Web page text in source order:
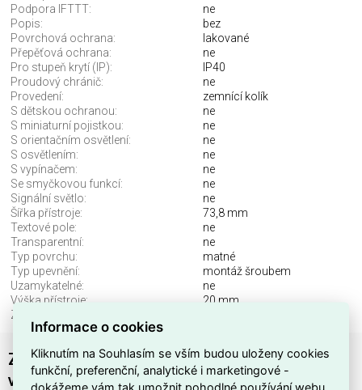
Podpora IFTTT:
ne
Popis:
bez
Povrchová ochrana:
lakované
Přepěťová ochrana:
ne
Pro stupeň krytí (IP):
IP40
Proudový chránič:
ne
Provedení:
zemnící kolík
S dětskou ochranou:
ne
S miniaturní pojistkou:
ne
S orientačním osvětlení:
ne
S osvětlením:
ne
S vypínačem:
ne
Se smyčkovou funkcí:
ne
Signální světlo:
ne
Šířka přístroje:
73,8 mm
Textové pole:
ne
Transparentní:
ne
Typ povrchu:
matné
Typ upevnění:
montáž šroubem
Uzamykatelné:
ne
Výška přístroje:
20 mm
Způsob montáže:
Zásuvka ABB TIME s ochranným kolíkem, s
víčkem šampaňská 6619E-A06397 33
Informace o cookies
Kliknutím na Souhlasím se vším budou uloženy cookies
funkční, preferenční, analytické i marketingové -
dokážeme vám tak umožnit pohodlné používání webu,